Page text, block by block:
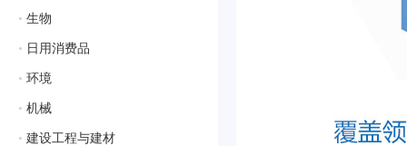
• 生物
• 日用消费品
• 环境
• 机械
• 建设工程与建材